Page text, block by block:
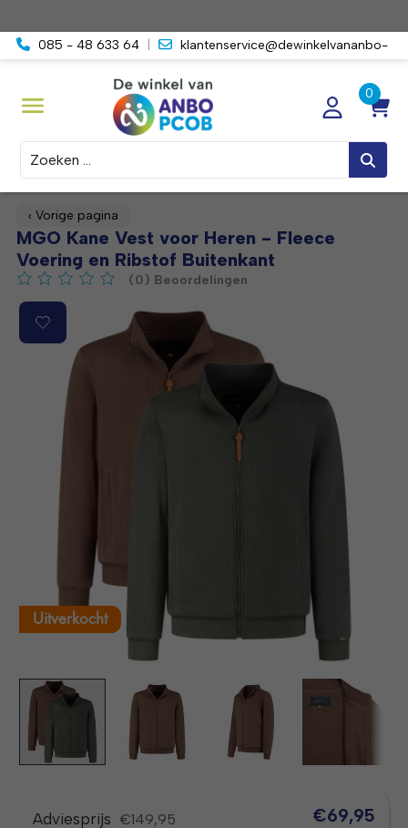
085 - 48 633 64
klantenservice@dewinkelvananbo-
Zoeken
‹ Vorige pagina
MGO Kane Vest voor Heren - Fleece
Voering en Ribstof Buitenkant
De beoordeling van dit product is0van de 5
(0) Beoordelingen
Product image slideshow Items
Uitverkocht
Adviesprijs €149,95 €69,95